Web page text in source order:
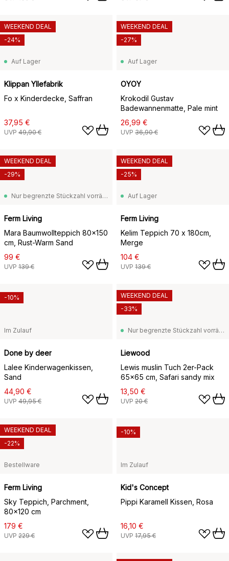
Auf Lager
Klippan Yllefabrik
Fo x Kinderdecke, Saffran
37,95 €
UVP 49,90 €
WEEKEND DEAL
-24%
Auf Lager
OYOY
Krokodil Gustav
Badewannenmatte, Pale mint
26,99 €
UVP 36,90 €
WEEKEND DEAL
-27%
Nur begrenzte Stückzahl vorrätig
Ferm Living
Mara Baumwollteppich 80x150
cm, Rust-Warm Sand
99 €
UVP 139 €
WEEKEND DEAL
-29%
Auf Lager
Ferm Living
Kelim Teppich 70 x 180cm,
Merge
104 €
UVP 139 €
WEEKEND DEAL
-25%
Im Zulauf
Done by deer
Lalee Kinderwagenkissen,
Sand
44,90 €
UVP 49,95 €
-10%
Nur begrenzte Stückzahl vorrätig
Liewood
Lewis muslin Tuch 2er-Pack
65x65 cm, Safari sandy mix
13,50 €
UVP 20 €
WEEKEND DEAL
-33%
Bestellware
Ferm Living
Sky Teppich, Parchment,
80x120 cm
179 €
UVP 229 €
WEEKEND DEAL
-22%
Im Zulauf
Kid's Concept
Pippi Karamell Kissen, Rosa
16,10 €
UVP 17,95 €
-10%